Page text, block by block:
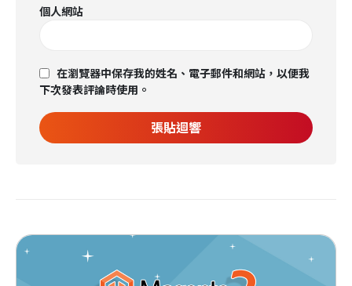
個人網站
在瀏覽器中保存我的姓名、電子郵件和網站，以便我
下次發表評論時使用。